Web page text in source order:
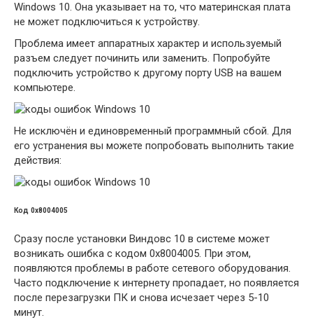
Windows 10. Она указывает на то, что материнская плата
не может подключиться к устройству.
Проблема имеет аппаратных характер и используемый
разъем следует починить или заменить. Попробуйте
подключить устройство к другому порту USB на вашем
компьютере.
Не исключён и единовременный программный сбой. Для
его устранения вы можете попробовать выполнить такие
действия:
Код 0x8004005
Сразу после установки Виндовс 10 в системе может
возникать ошибка с кодом 0х8004005. При этом,
появляются проблемы в работе сетевого оборудования.
Часто подключение к интернету пропадает, но появляется
после перезагрузки ПК и снова исчезает через 5-10
минут.